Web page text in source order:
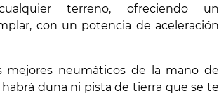
terreno, ofreciendo un
con un potencia de aceleración
mejores neumáticos de la mano de
duna ni pista de tierra que se te